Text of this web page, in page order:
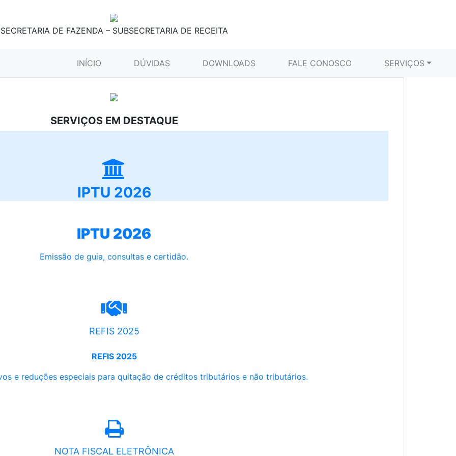
SECRETARIA DE FAZENDA – SUBSECRETARIA DE RECEITA
INÍCIO (CURRENT)DÚVIDAS DOWNLOADS FALE CONOSCO SERVIÇOS
SERVIÇOS EM DESTAQUE
IPTU 2026
IPTU 2026
Emissão de guia, consultas e certidão.
REFIS 2025
REFIS 2025
e reduções especiais para quitação de créditos tributários e não tributários.
NOTA FISCAL ELETRÔNICA